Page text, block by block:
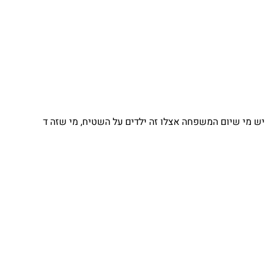
מי שיום המשפחה אצלו זה ילדים על השטיח, מי שזה ד